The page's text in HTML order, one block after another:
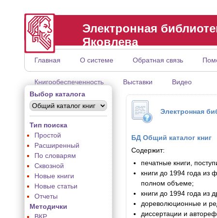
Электронная
Яковлева
Главная О системе Обратная связь
Книгообеспеченность Выставки
Видео
Выбор каталога
Тип поиска
Простой
Расширенный
По словарям
Сквозной
Новые книги
Новые статьи
Отчеты
Методички
Электронная
БД Общий каталог книг
Содержит:
печатные книги,
книги до 1994 года из
полном объеме;
книги до 1994 года из
дореволюционные и
диссертации и